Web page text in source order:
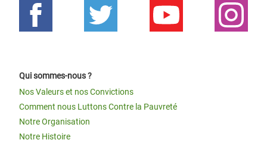
Qui sommes-nous ?
Nos Valeurs et nos Convictions
Comment nous Luttons Contre la Pauvreté
Notre Organisation
Notre Histoire